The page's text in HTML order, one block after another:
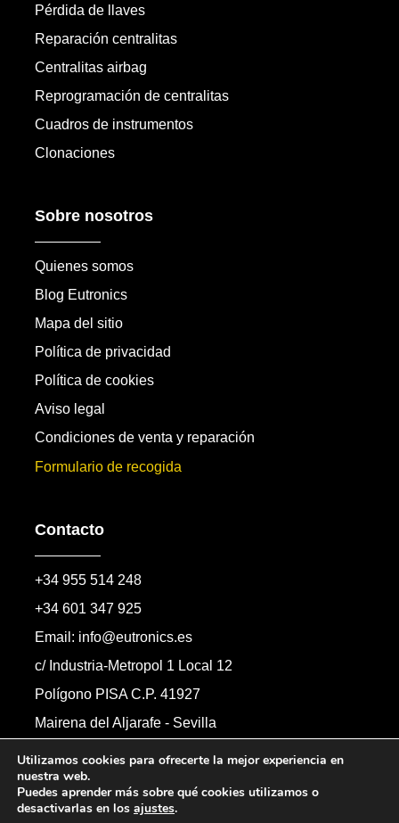
Pérdida de llaves
Reparación centralitas
Centralitas airbag
Reprogramación de centralitas
Cuadros de instrumentos
Clonaciones
Sobre nosotros
Quienes somos
Blog Eutronics
Mapa del sitio
Política de privacidad
Política de cookies
Aviso legal
Condiciones de venta y reparación
Formulario de recogida
Contacto
+34 955 514 248
+34 601 347 925
Email: info@eutronics.es
c/ Industria-Metropol 1 Local 12
Polígono PISA C.P. 41927
Mairena del Aljarafe - Sevilla
Formulario de contacto
Utilizamos cookies para ofrecerte la mejor experiencia en
nuestra web.
Puedes aprender más sobre qué cookies utilizamos o
desactivarlas en los ajustes.